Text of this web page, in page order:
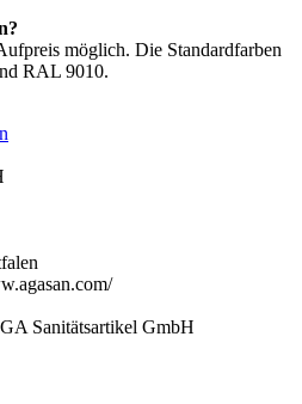
möglich. Die Standardfarben
RAL 9010.
Sanitätsartikel GmbH